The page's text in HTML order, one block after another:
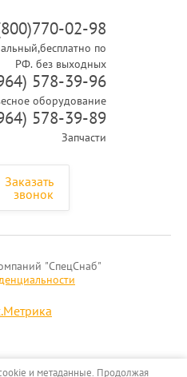
02-98
по
РФ. без выходных
578-39-96
оборудование
578-39-89
Запчасти
Заказать
звонок
"СпецСнаб"
и метаданные. Продолжая